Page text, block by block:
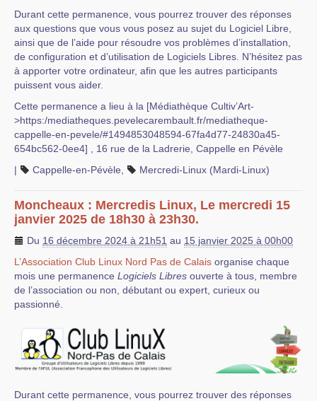
Durant cette permanence, vous pourrez trouver des réponses
aux questions que vous vous posez au sujet du Logiciel Libre,
ainsi que de l’aide pour résoudre vos problèmes d’installation,
de configuration et d’utilisation de Logiciels Libres. N’hésitez pas
à apporter votre ordinateur, afin que les autres participants
puissent vous aider.
Cette permanence a lieu à la [Médiathèque Cultiv’Art-
>https:/mediatheques.pevelecarembault.fr/mediatheque-
cappelle-en-pevele/#1494853048594-67fa4d77-24830a45-
654bc562-0ee4] , 16 rue de la Ladrerie, Cappelle en Pévèle
|
Cappelle-en-Pévèle Mercredi-Linux (Mardi-Linux)
Moncheaux : Mercredis Linux, Le mercredi 15
janvier 2025 de 18h30 à 23h30.
Du 16 décembre 2024 à 21h51 au 15 janvier 2025 à 00h00
L’Association Club Linux Nord Pas de Calais organise chaque
mois une permanence Logiciels Libres ouverte à tous, membre
de l’association ou non, débutant ou expert, curieux ou
passionné.
Durant cette permanence, vous pourrez trouver des réponses